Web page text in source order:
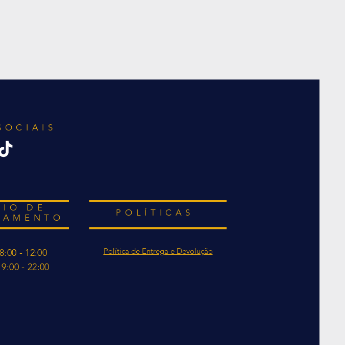
DE
- 12:00
- 22:00
POLÍTICAS
Política de Entrega e Devolução